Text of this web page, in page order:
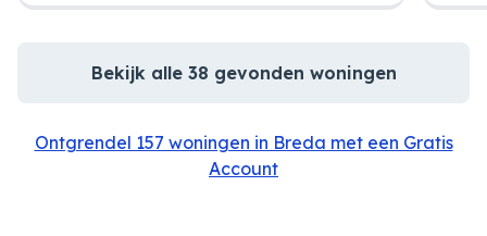
Bekijk alle 38 gevonden woningen
Ontgrendel 157 woningen in Breda met een Gratis
Account